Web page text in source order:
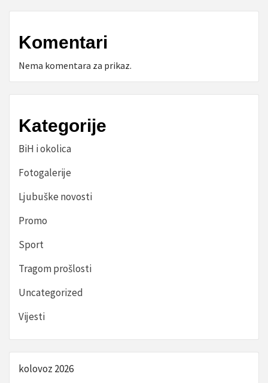
Komentari
Nema komentara za prikaz.
Kategorije
BiH i okolica
Fotogalerije
Ljubuške novosti
Promo
Sport
Tragom prošlosti
Uncategorized
Vijesti
kolovoz 2026